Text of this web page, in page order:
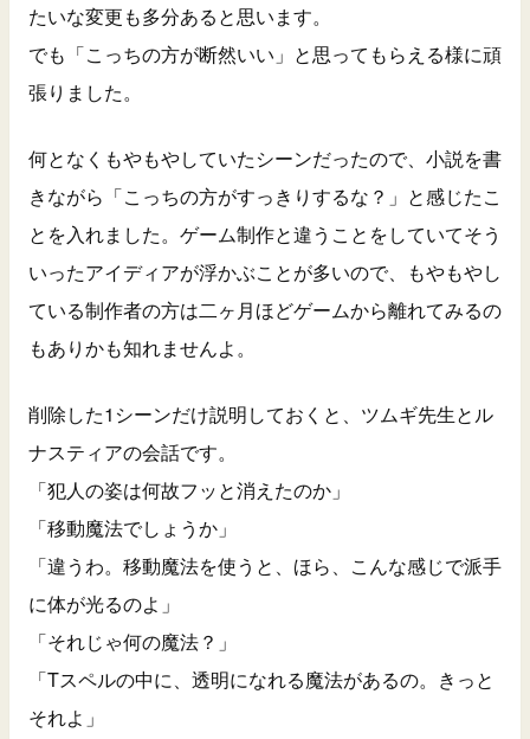
たいな変更も多分あると思います。
でも「こっちの方が断然いい」と思ってもらえる様に頑
張りました。
何となくもやもやしていたシーンだったので、小説を書
きながら「こっちの方がすっきりするな？」と感じたこ
とを入れました。ゲーム制作と違うことをしていてそう
いったアイディアが浮かぶことが多いので、もやもやし
ている制作者の方は二ヶ月ほどゲームから離れてみるの
もありかも知れませんよ。
削除した1シーンだけ説明しておくと、ツムギ先生とル
ナスティアの会話です。
「犯人の姿は何故フッと消えたのか」
「移動魔法でしょうか」
「違うわ。移動魔法を使うと、ほら、こんな感じで派手
に体が光るのよ」
「それじゃ何の魔法？」
「Tスペルの中に、透明になれる魔法があるの。きっと
それよ」